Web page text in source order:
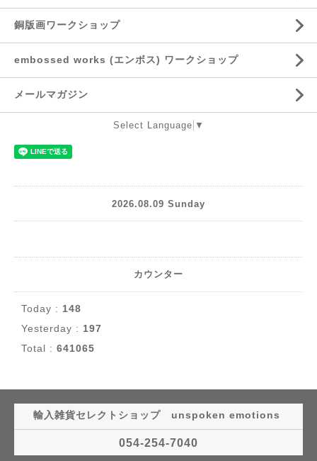
銅版画ワークショップ
embossed works (エンボス) ワークショップ
メールマガジン
Select Language ▼
2026.08.09 Sunday
カウンター
Today : 148
Yesterday : 197
Total : 641065
輸入雑貨セレクトショップ unspoken emotions
054-254-7040